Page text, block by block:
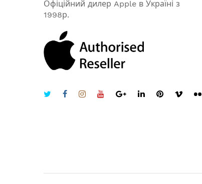
Офіційний дилер Apple в Україні з
1998р.